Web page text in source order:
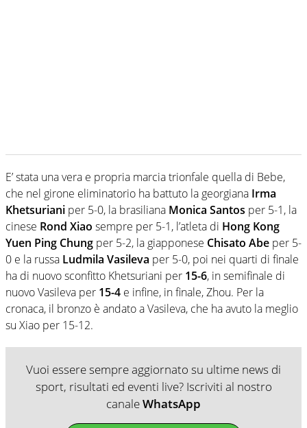
E’ stata una vera e propria marcia trionfale quella di Bebe,
che nel girone eliminatorio ha battuto la georgiana Irma
Khetsuriani per 5-0, la brasiliana Monica Santos per 5-1, la
cinese Rond Xiao sempre per 5-1, l’atleta di Hong Kong
Yuen Ping Chung per 5-2, la giapponese Chisato Abe per 5-
0 e la russa Ludmila Vasileva per 5-0, poi nei quarti di finale
ha di nuovo sconfitto Khetsuriani per 15-6, in semifinale di
nuovo Vasileva per 15-4 e infine, in finale, Zhou. Per la
cronaca, il bronzo è andato a Vasileva, che ha avuto la meglio
su Xiao per 15-12.
Vuoi essere sempre aggiornato su ultime news di
sport, risultati ed eventi live? Iscriviti al nostro
canaleWhatsApp